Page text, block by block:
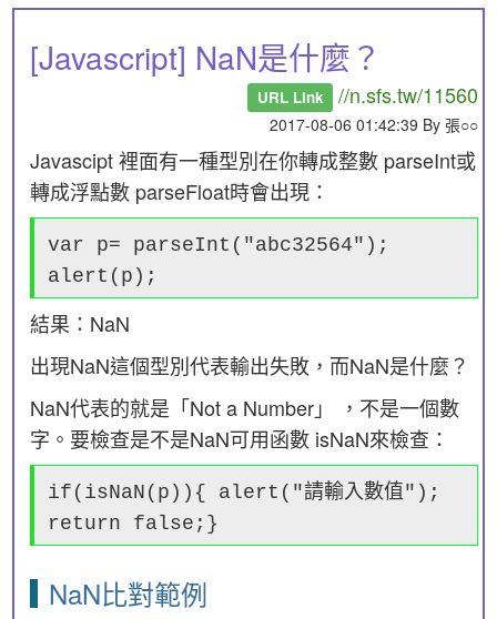
[Javascript] NaN是什麼？
URL Link //n.sfs.tw/11560
2017-08-06 01:42:39 By 張○○
Javascipt 裡面有一種型別在你轉成整數 parseInt或
轉成浮點數 parseFloat時會出現：
var p= parseInt("abc32564");
alert(p);
結果：NaN
出現NaN這個型別代表輸出失敗，而NaN是什麼？
NaN代表的就是「Not a Number」 ，不是一個數
字。要檢查是不是NaN可用函數 isNaN來檢查：
if(isNaN(p)){ alert("請輸入數值");
return false;}
NaN比對範例